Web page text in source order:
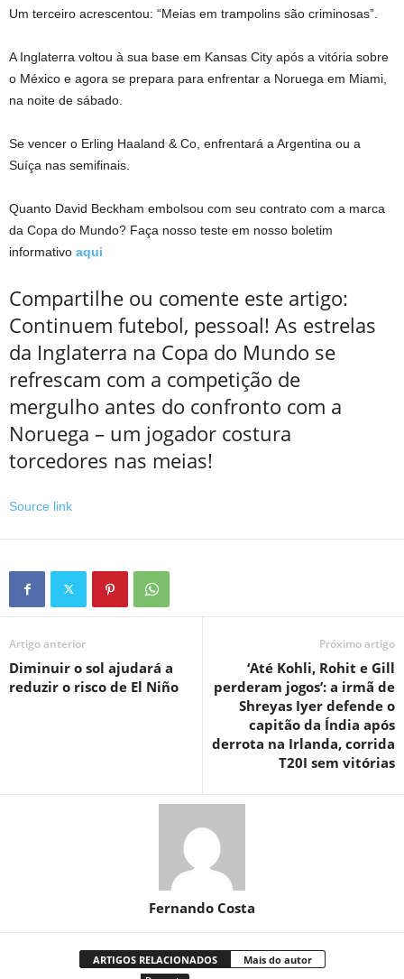
Um terceiro acrescentou: “Meias em trampolins são criminosas”.
A Inglaterra voltou à sua base em Kansas City após a vitória sobre
o México e agora se prepara para enfrentar a Noruega em Miami,
na noite de sábado.
Se vencer o Erling Haaland & Co, enfrentará a Argentina ou a
Suíça nas semifinais.
Quanto David Beckham embolsou com seu contrato com a marca
da Copa do Mundo? Faça nosso teste em nosso boletim
informativo aqui
Compartilhe ou comente este artigo:
Continuem futebol, pessoal! As estrelas
da Inglaterra na Copa do Mundo se
refrescam com a competição de
mergulho antes do confronto com a
Noruega – um jogador costura
torcedores nas meias!
Source link
Artigo anterior
Diminuir o sol ajudará a
reduzir o risco de El Niño
Próximo artigo
‘Até Kohli, Rohit e Gill
perderam jogos’: a irmã de
Shreyas Iyer defende o
capitão da Índia após
derrota na Irlanda, corrida
T20I sem vitórias
Fernando Costa
ARTIGOS RELACIONADOS Mais do autor